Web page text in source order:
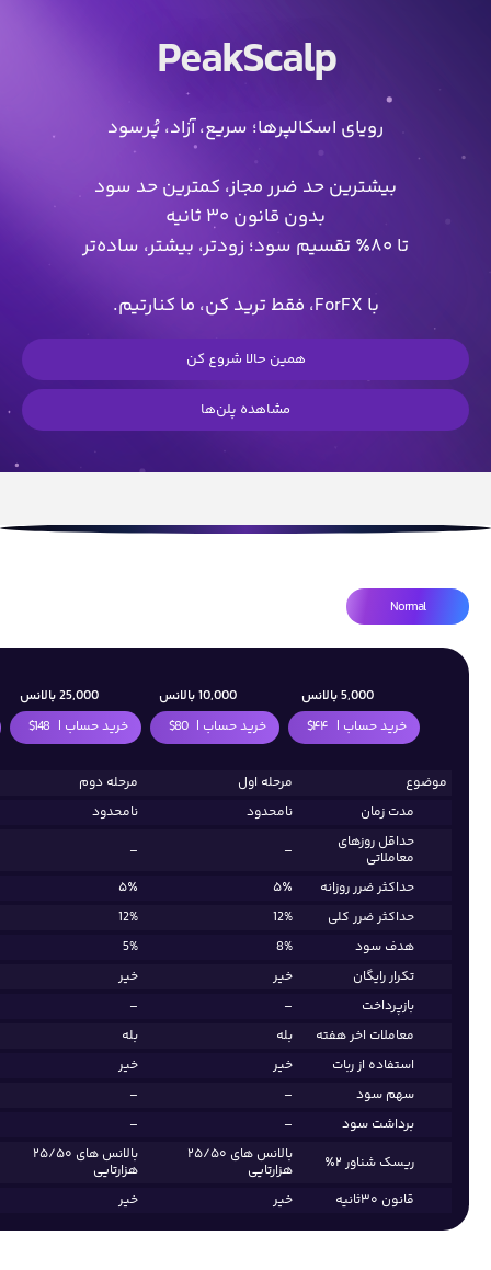
PeakScalp
رویای اسکالپرها؛ سریع، آزاد، پُرسود
بیشترین حد ضرر مجاز، کمترین حد سود
بدون قانون ۳۰ ثانیه
تا ۸۰٪ تقسیم سود؛ زودتر، بیشتر، ساده‌تر
با ForFX، فقط ترید کن، ما کنارتیم.
همین حالا شروع کن
مشاهده پلن‌ها
Normal
5,000 بالانس
خرید حساب | ۴۴$
10,000 بالانس
خرید حساب | 80$
25,000 بالانس
خرید حساب | 148$
موضوع مرحله اول
مرحله دوم
مدت زمان
نامحدود
نامحدود
حداقل روزهای
معاملاتی –
–
حداکثر ضرر روزانه
۵٪
۵٪
حداکثر ضرر کلی
12%
12%
هدف سود
8%
5%
تکرار رایگان
خیر
خیر
بازپرداخت
–
–
معاملات اخر هفته
بله
بله
استفاده از ربات
خیر
خیر
سهم سود
–
–
برداشت سود
–
–
ریسک شناور ۲٪
بالانس های ۲۵/۵۰
هزارتایی
بالانس های ۲۵/۵۰
هزارتایی
قانون ۳۰ثانیه
خیر خیر